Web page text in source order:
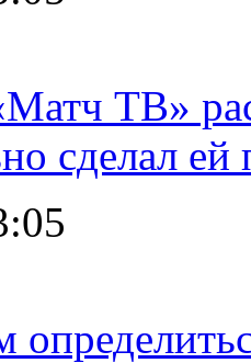
ТВ»
сделал ей